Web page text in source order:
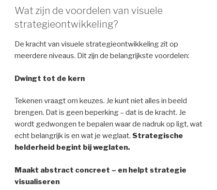
Wat zijn de voordelen van visuele
strategieontwikkeling?
De kracht van visuele strategieontwikkeling zit op
meerdere niveaus. Dit zijn de belangrijkste voordelen:
Dwingt tot de kern
Tekenen vraagt om keuzes. Je kunt niet alles in beeld
brengen. Dat is geen beperking – dat is de kracht. Je
wordt gedwongen te bepalen waar de nadruk op ligt, wat
echt belangrijk is en wat je weglaat. Strategische
helderheid begint bij weglaten.
Maakt abstract concreet – en helpt strategie
visualiseren